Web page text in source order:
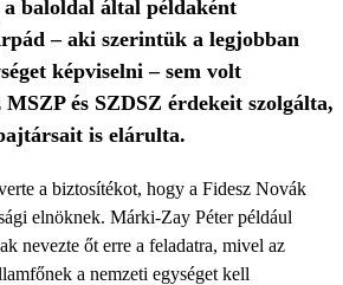
a baloldal által példaként
– aki szerintük a legjobban
képviselni – sem volt
MSZP és SZDSZ érdekeit szolgálta,
is elárulta.
a biztosítékot, hogy a Fidesz Novák
elnöknek. Márki-Zay Péter például
nevezte őt erre a feladatra, mivel az
a nemzeti egységet kell